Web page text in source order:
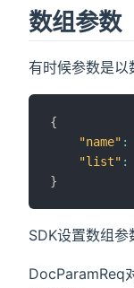
数组参数
有时候参数是以
{
"name" :
"list" :
}
SDK设置数组参
DocParamReq